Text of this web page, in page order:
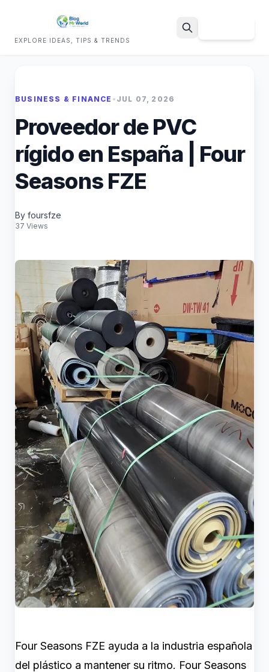
EXPLORE IDEAS, TIPS & TRENDS
BUSINESS & FINANCE • JUL 07, 2026
Proveedor de PVC
rígido en España | Four
Seasons FZE
By foursfze
37 Views
Four Seasons FZE ayuda a la industria española
del plástico a mantener su ritmo. Four Seasons